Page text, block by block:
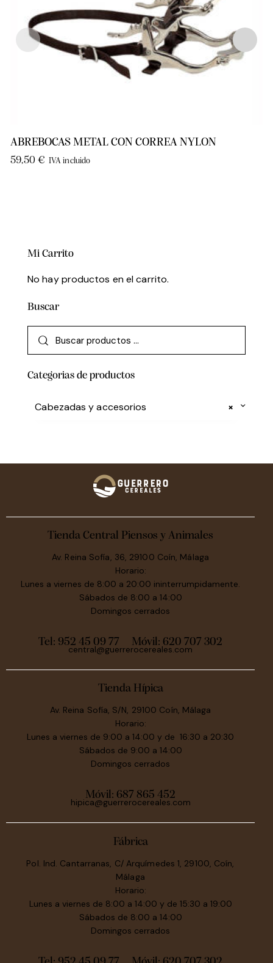
ABREBOCAS METAL CON CORREA NYLON
59,50 € IVA incluido
Mi Carrito
No hay productos en el carrito.
Buscar
Categorias de productos
×
Cabezadas y accesorios
Tienda Central Piensos y Animales
Av. Reina Sofía, 36, 29100 Coín, Málaga
Horario:
Lunes a viernes de 8:00 a 20:00 ininterrumpidamente.
Sábados de 8:00 a 14:00
Domingos cerrados
Tel: 952 45 09 77 Móvil: 620 707 302
central@guerrerocereales.com
Tienda Hípica
Av. Reina Sofía, S/N, 29100 Coín, Málaga
Horario:
Lunes a viernes de 9:00 a 14:00 y de 16:30 a 20:30
Sábados de 9:00 a 14:00
Domingos cerrados
Móvil: 687 865 452
hipica@guerrerocereales.com
Fábrica
Pol. Ind. Cantarranas, C/ Arquímedes 1, 29100, Coín,
Málaga
Horario:
Lunes a viernes de 8:00 a 14:00 y de 15:30 a 19:00
Sábados de 8:00 a 14:00
Domingos cerrados